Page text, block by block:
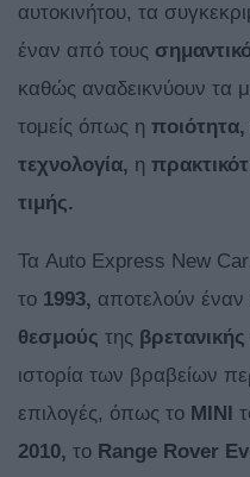
αυτοκινήτου, τα
έναν από τους
καθώς αναδεικνύουν τα
τομείς όπως η ποιότητα,
τεχνολογία, η
τιμής.
Τα Auto Express New
το 1993, αποτελούν
θεσμούς της
ιστορία των βραβείων
επιλογές, όπως το MINI
2010, το Range Rover